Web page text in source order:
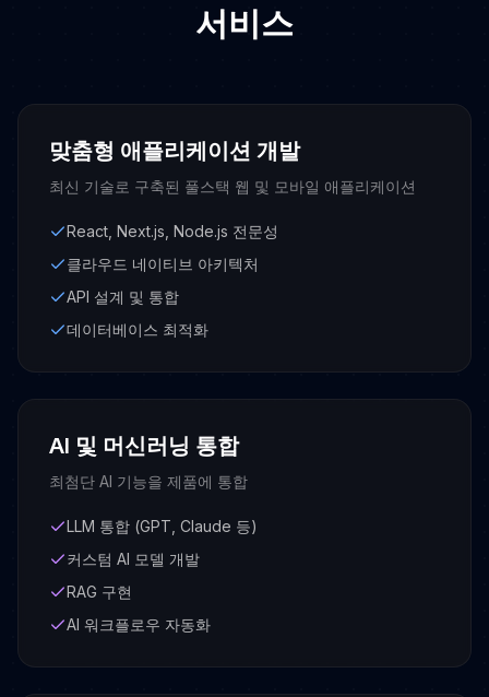
서비스
맞춤형 애플리케이션 개발
최신 기술로 구축된 풀스택 웹 및 모바일 애플리케이션
React, Next.js, Node.js 전문성
클라우드 네이티브 아키텍처
API 설계 및 통합
데이터베이스 최적화
AI 및 머신러닝 통합
최첨단 AI 기능을 제품에 통합
LLM 통합 (GPT, Claude 등)
커스텀 AI 모델 개발
RAG 구현
AI 워크플로우 자동화